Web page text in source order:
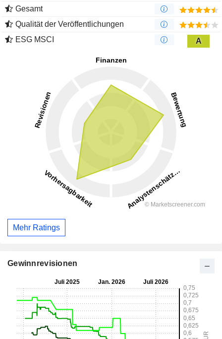
Gesamt
Qualität der Veröffentlichungen
ESG MSCI
A
Mehr Ratings
Gewinnrevisionen